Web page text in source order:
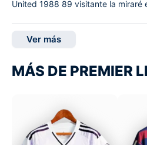
United 1988 89 visitante la miraré
Ver más
MÁS DE PREMIER